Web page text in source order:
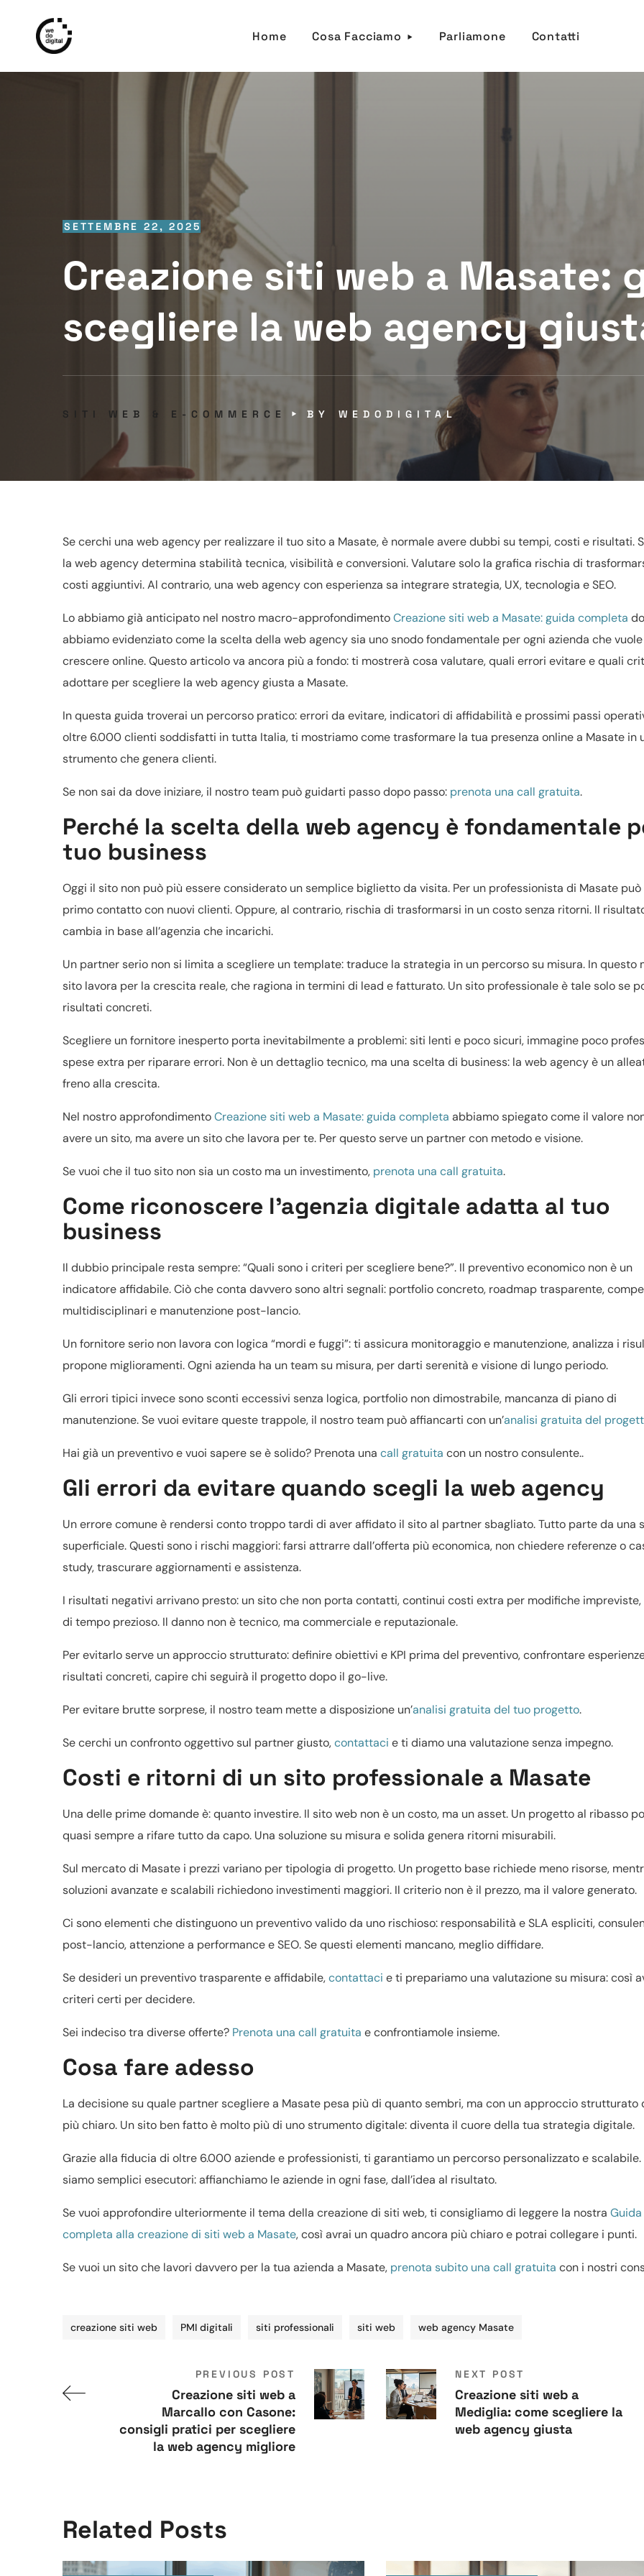
Home Cosa Facciamo Parliamone Contatti
SETTEMBRE 22, 2025
Creazione siti web a Masate:
scegliere la web agency
SITI WEB & E-COMMERCE BY WEDODIGITAL
Se cerchi una web agency per realizzare il tuo sito a Masate, è normale avere dubbi su tempi, costi e risultati.
la web agency determina stabilità tecnica, visibilità e conversioni. Valutare solo la grafica rischia di
costi aggiuntivi. Al contrario, una web agency con esperienza sa integrare strategia, UX, tecnologia e SEO.
Lo abbiamo già anticipato nel nostro macro-approfondimentoCreazione siti web a Masate: guida completa
abbiamo evidenziato come la scelta della web agency sia uno snodo fondamentale per ogni azienda che vuole
crescere online. Questo articolo va ancora più a fondo: ti mostrerà cosa valutare, quali errori evitare e quali
adottare per scegliere la web agency giusta a Masate.
In questa guida troverai un percorso pratico: errori da evitare, indicatori di affidabilità e prossimi passi
oltre 6.000 clienti soddisfatti in tutta Italia, ti mostriamo come trasformare la tua presenza online a Masate in
strumento che genera clienti.
Se non sai da dove iniziare, il nostro team può guidarti passo dopo passo: prenota una call gratuita.
Perché la scelta della web agency è fondamentale
tuo business
Oggi il sito non può più essere considerato un semplice biglietto da visita. Per un professionista di Masate può
primo contatto con nuovi clienti. Oppure, al contrario, rischia di trasformarsi in un costo senza ritorni. Il
cambia in base all’agenzia che incarichi.
Un partner serio non si limita a scegliere un template: traduce la strategia in un percorso su misura. In questo
sito lavora per la crescita reale, che ragiona in termini di lead e fatturato. Un sito professionale è tale solo se
risultati concreti.
Scegliere un fornitore inesperto porta inevitabilmente a problemi: siti lenti e poco sicuri, immagine poco
spese extra per riparare errori. Non è un dettaglio tecnico, ma una scelta di business: la web agency è un
freno alla crescita.
Nel nostro approfondimentoCreazione siti web a Masate: guida completa abbiamo spiegato come il valore
avere un sito, ma avere un sito che lavora per te. Per questo serve un partner con metodo e visione.
Se vuoi che il tuo sito non sia un costo ma un investimento, prenota una call gratuita.
Come riconoscere l’agenzia digitale adatta al tuo
business
Il dubbio principale resta sempre: “Quali sono i criteri per scegliere bene?”. Il preventivo economico non è un
indicatore affidabile. Ciò che conta davvero sono altri segnali: portfolio concreto, roadmap trasparente,
multidisciplinari e manutenzione post-lancio.
Un fornitore serio non lavora con logica “mordi e fuggi”: ti assicura monitoraggio e manutenzione, analizza i
propone miglioramenti. Ogni azienda ha un team su misura, per darti serenità e visione di lungo periodo.
Gli errori tipici invece sono sconti eccessivi senza logica, portfolio non dimostrabile, mancanza di piano di
manutenzione. Se vuoi evitare queste trappole, il nostro team può affiancarti con un’analisi gratuita del
Hai già un preventivo e vuoi sapere se è solido? Prenota una call gratuita con un nostro consulente..
Gli errori da evitare quando scegli la web agency
Un errore comune è rendersi conto troppo tardi di aver affidato il sito al partner sbagliato. Tutto parte da una
superficiale. Questi sono i rischi maggiori: farsi attrarre dall’offerta più economica, non chiedere referenze o
study, trascurare aggiornamenti e assistenza.
I risultati negativi arrivano presto: un sito che non porta contatti, continui costi extra per modifiche
di tempo prezioso. Il danno non è tecnico, ma commerciale e reputazionale.
Per evitarlo serve un approccio strutturato: definire obiettivi e KPI prima del preventivo, confrontare
risultati concreti, capire chi seguirà il progetto dopo il go-live.
Per evitare brutte sorprese, il nostro team mette a disposizione un’analisi gratuita del tuo progetto.
Se cerchi un confronto oggettivo sul partner giusto,contattaci e ti diamo una valutazione senza impegno.
Costi e ritorni di un sito professionale a Masate
Una delle prime domande è: quanto investire. Il sito web non è un costo, ma un asset. Un progetto al ribasso
quasi sempre a rifare tutto da capo. Una soluzione su misura e solida genera ritorni misurabili.
Sul mercato di Masate i prezzi variano per tipologia di progetto. Un progetto base richiede meno risorse,
soluzioni avanzate e scalabili richiedono investimenti maggiori. Il criterio non è il prezzo, ma il valore generato.
Ci sono elementi che distinguono un preventivo valido da uno rischioso: responsabilità e SLA espliciti,
post-lancio, attenzione a performance e SEO. Se questi elementi mancano, meglio diffidare.
Se desideri un preventivo trasparente e affidabile,contattaci e ti prepariamo una valutazione su misura: così
criteri certi per decidere.
Sei indeciso tra diverse offerte? Prenota una call gratuita e confrontiamole insieme.
Cosa fare adesso
La decisione su quale partner scegliere a Masate pesa più di quanto sembri, ma con un approccio strutturato
più chiaro. Un sito ben fatto è molto più di uno strumento digitale: diventa il cuore della tua strategia digitale.
Grazie alla fiducia di oltre 6.000 aziende e professionisti, ti garantiamo un percorso personalizzato e scalabile.
siamo semplici esecutori: affianchiamo le aziende in ogni fase, dall’idea al risultato.
Se vuoi approfondire ulteriormente il tema della creazione di siti web, ti consigliamo di leggere la nostra Guida
completa alla creazione di siti web a Masate, così avrai un quadro ancora più chiaro e potrai collegare i punti.
Se vuoi un sito che lavori davvero per la tua azienda a Masate, prenota subito una call gratuita con i nostri
creazione siti web PMI digitali siti professionali siti web web agency Masate
PREVIOUS POST
Creazione siti web a
Marcallo con Casone:
consigli pratici per scegliere
la web agency migliore
NEXT POST
Creazione siti web a
Mediglia: come scegliere la
web agency giusta
Related Posts